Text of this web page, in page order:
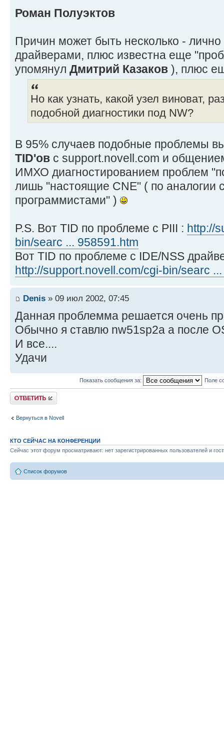
Роман Полуэктов
Причин может быть несколько - лично
драйверами, плюс известна еще
упомянул Дмитрий Казаков ), плюс
Но как узнать, какой узел виноват,
подобной диагностики под NW?
В 95% случаев подобные проблемы
TID'ов с support.novell.com и
ИМХО диагностированием проблем
лишь "настоящие CNE" ( по аналогии
программистами" )
P.S. Вот TID по проблеме с PIII : http://
bin/searc ... 958591.htm
Вот TID по проблеме с IDE/NSS
http://support.novell.com/cgi-bin/searc
Denis » 09 июл 2002, 07:45
Данная проблемма решается очень
Обычно я ставлю nw51sp2a а после
И все....
Удачи
Показать сообщения за: Поле
Ответить
Вернуться в Novell
КТО СЕЙЧАС НА КОНФЕРЕНЦИИ
Сейчас этот форум просматривают: нет зарегистрированных пользователей и
Список форумов